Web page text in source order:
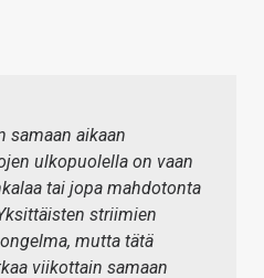
samaan aikaan
ulkopuolella on vaan
tai jopa mahdotonta
striimien
mutta tätä
viikottain samaan